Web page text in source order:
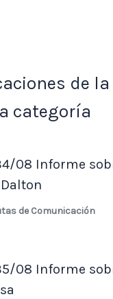
de la
categoría
08 Informe
de Comunicación
08 Informe